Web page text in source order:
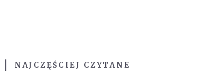
NAJCZĘŚCIEJ CZYTANE